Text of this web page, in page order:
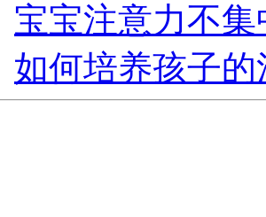
宝宝注意力不
如何培养孩子